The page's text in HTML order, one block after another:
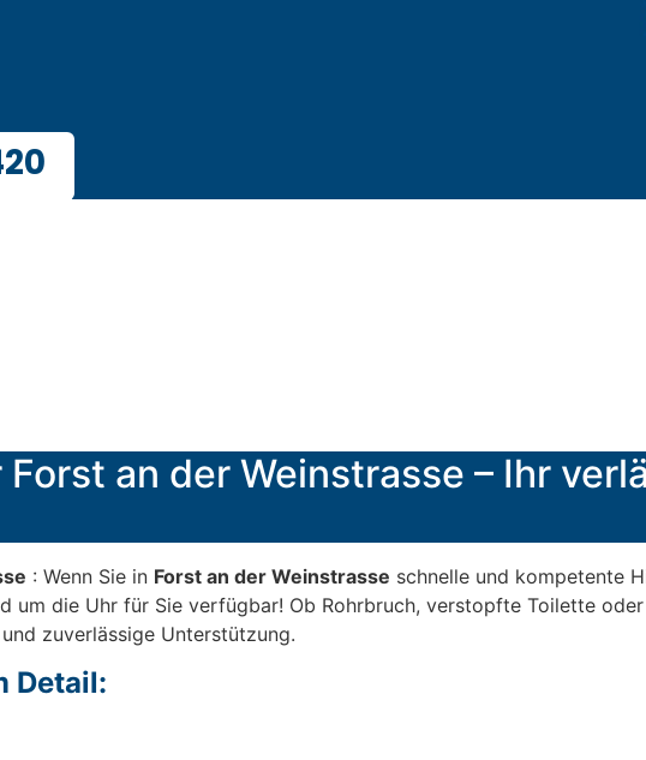
an der Weinstrasse – Ihr
: Wenn Sie in Forst an der Weinstrasse schnelle und kompetente
um die Uhr für Sie verfügbar! Ob Rohrbruch, verstopfte Toilette
zuverlässige Unterstützung.
Detail: